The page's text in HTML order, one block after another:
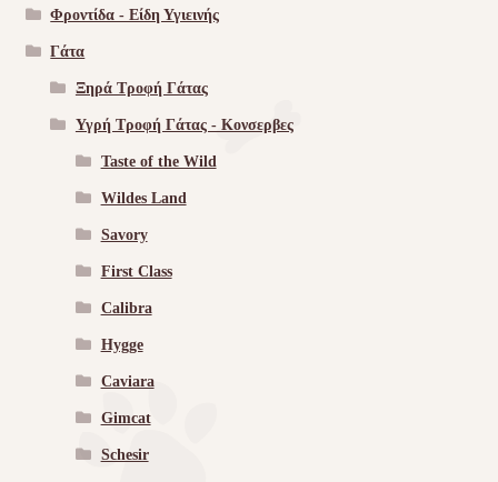
Φροντίδα - Είδη Υγιεινής
Γάτα
Ξηρά Τροφή Γάτας
Υγρή Τροφή Γάτας - Kονσερβες
Taste of the Wild
Wildes Land
Savory
First Class
Calibra
Hygge
Caviara
Gimcat
Schesir